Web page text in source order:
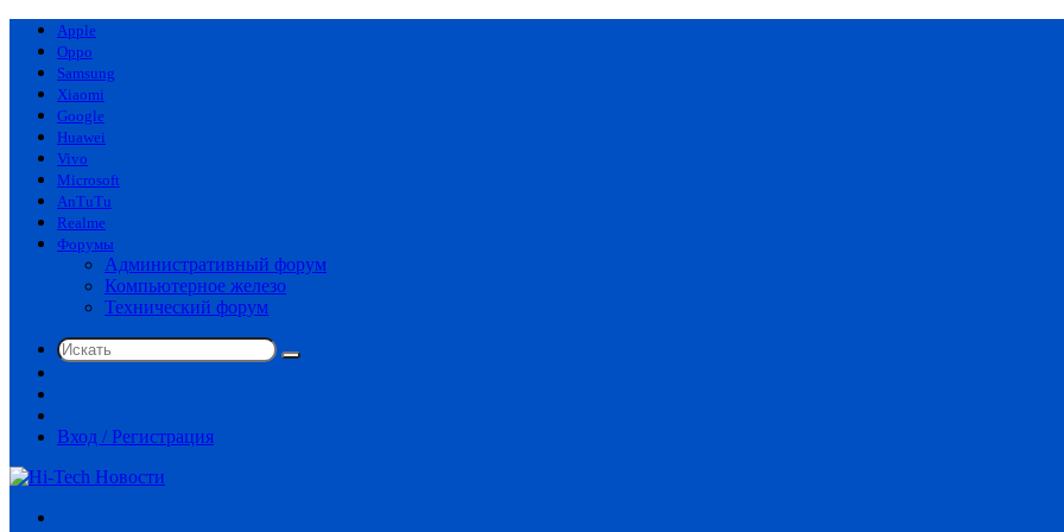
Apple
Oppo
Samsung
Xiaomi
Google
Huawei
Vivo
Microsoft
AnTuTu
Realme
Форумы
Административный форум
Компьютерное железо
Технический форум
Искать
статья
Вход / Регистрация